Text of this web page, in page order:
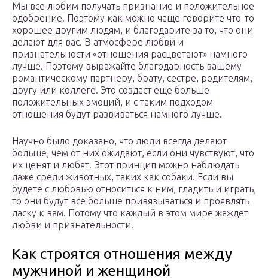
Мы все любим получать признание и положительное
одобрение. Поэтому как можно чаще говорите что-то
хорошее другим людям, и благодарите за то, что они
делают для вас. В атмосфере любви и
признательности «отношения расцветают» намного
лучше. Поэтому выражайте благодарность вашему
романтическому партнеру, брату, сестре, родителям,
другу или коллеге. Это создаст еще больше
положительных эмоций, и с таким подходом
отношения будут развиваться намного лучше.
Научно было доказано, что люди всегда делают
больше, чем от них ожидают, если они чувствуют, что
их ценят и любят. Этот принцип можно наблюдать
даже среди животных, таких как собаки. Если вы
будете с любовью относиться к ним, гладить и играть,
то они будут все больше привязываться и проявлять
ласку к вам. Потому что каждый в этом мире жаждет
любви и признательности.
Как строятся отношения между
мужчиной и женщиной